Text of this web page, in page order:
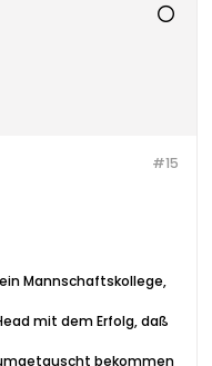
#15
Mannschaftskollege,
mit dem Erfolg, daß
bekommen